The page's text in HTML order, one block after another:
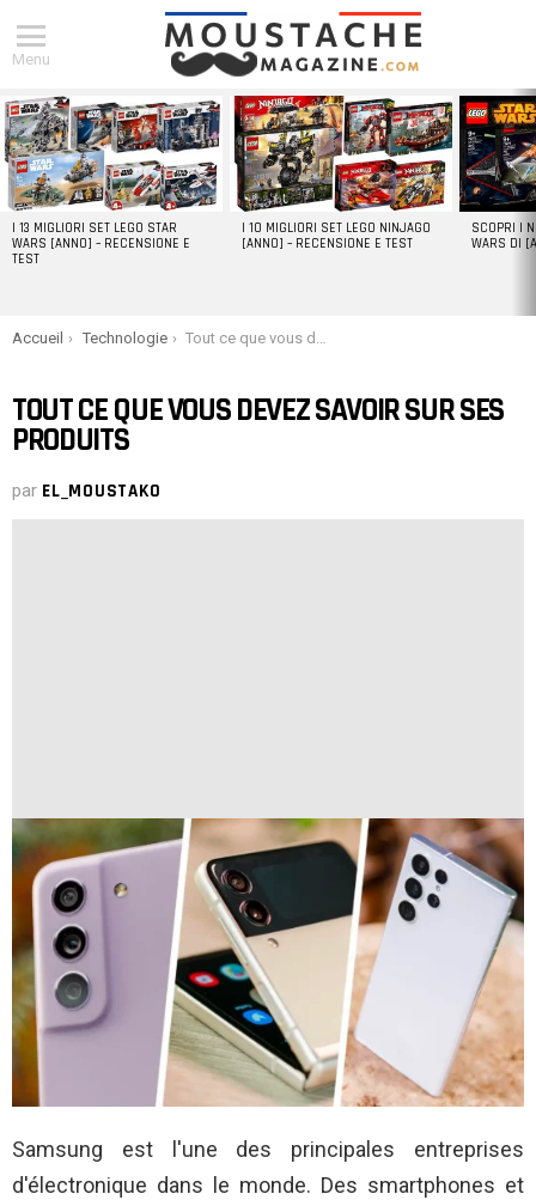
Menu
DERNIERS
ARTICLES
I 13 MIGLIORI SET LEGO STAR
WARS [ANNO] – RECENSIONE E
TEST
I 10 MIGLIORI SET LEGO NINJAGO
[ANNO] – RECENSIONE E TEST
SCOPRI I
WARS DI
You are here:
Accueil Technologie Tout ce que vous devez savoir sur ses produits
TOUT CE QUE VOUS DEVEZ SAVOIR SUR SES
PRODUITS
par EL_MOUSTAKO
Samsung est l'une des principales entreprises
d'électronique dans le monde. Des smartphones et